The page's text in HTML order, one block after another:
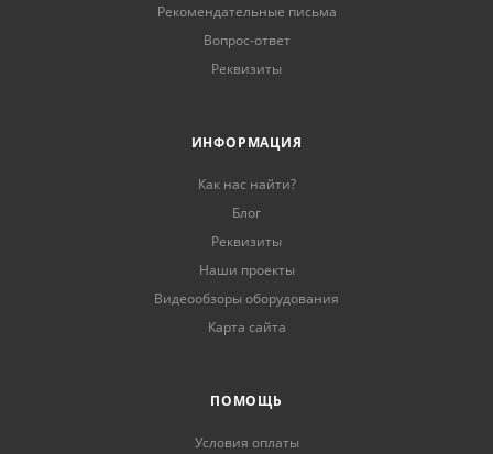
Рекомендательные письма
Вопрос-ответ
Реквизиты
ИНФОРМАЦИЯ
Как нас найти?
Блог
Реквизиты
Наши проекты
Видеообзоры оборудования
Карта сайта
ПОМОЩЬ
Условия оплаты